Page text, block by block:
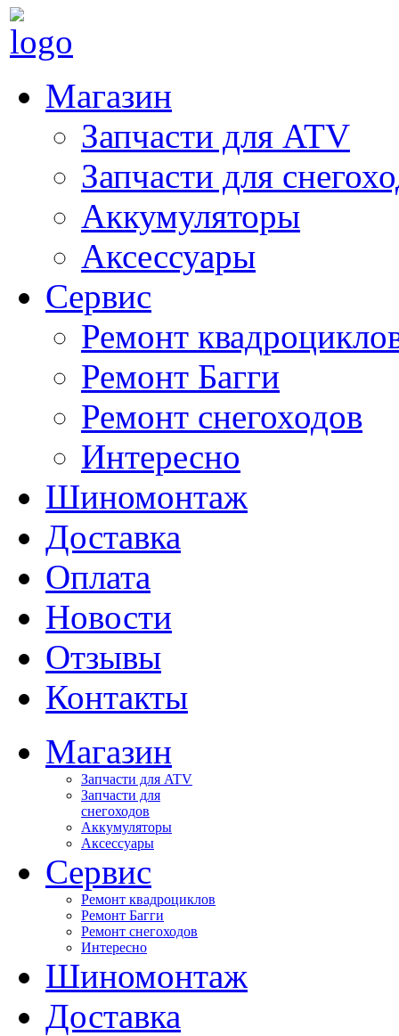
Магазин
Запчасти для ATV
Запчасти для
Аккумуляторы
Аксессуары
Сервис
Ремонт
Ремонт Багги
Ремонт снегоходов
Интересно
Шиномонтаж
Доставка
Оплата
Новости
Отзывы
Контакты
Магазин
Запчасти для ATV
Запчасти для
снегоходов
Аккумуляторы
Аксессуары
Сервис
Ремонт квадроциклов
Ремонт Багги
Ремонт снегоходов
Интересно
Шиномонтаж
Доставка